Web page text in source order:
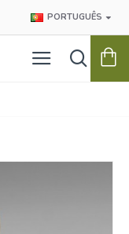
PORTUGUÊS